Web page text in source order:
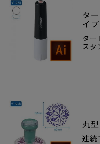
タ
イプ
ター
スタ
丸
連続